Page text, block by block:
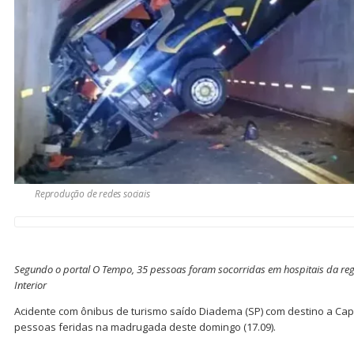
Reprodução de redes sociais
Segundo o portal O Tempo, 35 pessoas foram socorridas em hospitais da
Interior
Acidente com ônibus de turismo saído Diadema (SP) com destino a
pessoas feridas na madrugada deste domingo (17.09).